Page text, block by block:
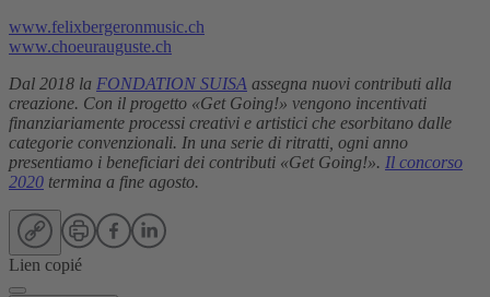
www.felixbergeronmusic.ch
www.choeurauguste.ch
Dal 2018 la FONDATION SUISA assegna nuovi contributi alla
creazione. Con il progetto «Get Going!» vengono incentivati
finanziariamente processi creativi e artistici che esorbitano dalle
categorie convenzionali. In una serie di ritratti, ogni anno
presentiamo i beneficiari dei contributi «Get Going!». Il concorso
2020 termina a fine agosto.
Lien copié